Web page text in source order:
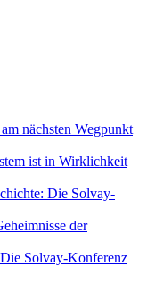
nächsten Wegpunkt
ist in Wirklichkeit
Die Solvay-
der
Solvay-Konferenz